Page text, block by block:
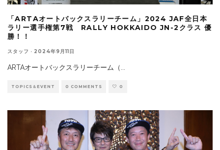
「ARTAオートバックスラリーチーム」2024 JAF全日本
ラリー選手権第7戦 RALLY HOKKAIDO JN-2クラス 優
勝！！
スタッフ · 2024年9月11日
ARTAオートバックスラリーチーム（
TOPICS＆EVENT 0 COMMENTS 0